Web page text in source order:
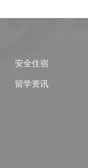
安全住宿
留学资讯